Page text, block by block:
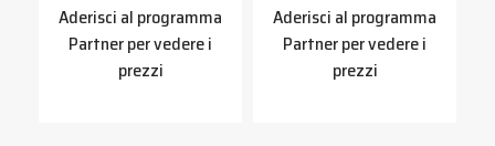
Aderisci al programma
Partner per vedere i
prezzi
Aderisci al programma
Partner per vedere i
prezzi